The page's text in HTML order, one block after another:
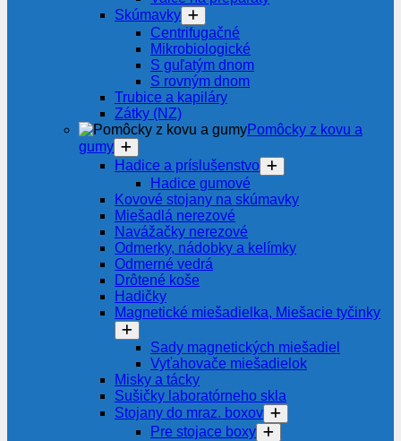
Skúmavky
Centrifugačné
Mikrobiologické
S guľatým dnom
S rovným dnom
Trubice a kapiláry
Zátky (NZ)
Pomôcky z kovu a
gumy
Hadice a príslušenstvo
Hadice gumové
Kovové stojany na skúmavky
Miešadlá nerezové
Navážačky nerezové
Odmerky, nádobky a kelímky
Odmerné vedrá
Drôtené koše
Hadičky
Magnetické miešadielka, Miešacie tyčinky
Sady magnetických miešadiel
Vyťahovače miešadielok
Misky a tácky
Sušičky laboratórneho skla
Stojany do mraz. boxov
Pre stojace boxy